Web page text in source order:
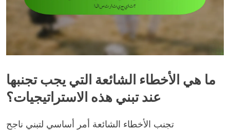
ما هي الأخطاء الشائعة التي يجب تجنبها
عند تبني هذه الاستراتيجيات؟
تجنب الأخطاء الشائعة أمر أساسي لتبني ناجح